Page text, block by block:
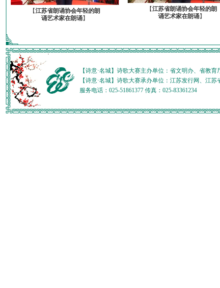
【江苏省朗诵协会年轻的朗
诵艺术家在朗诵】
【江苏省朗诵协会年轻的朗
诵艺术家在朗诵】
【诗意·名城】诗歌大赛主办单位：省文明办、省教
【诗意·名城】诗歌大赛承办单位：江苏发行网、江
服务电话：025-51861377 传真：025-83361234